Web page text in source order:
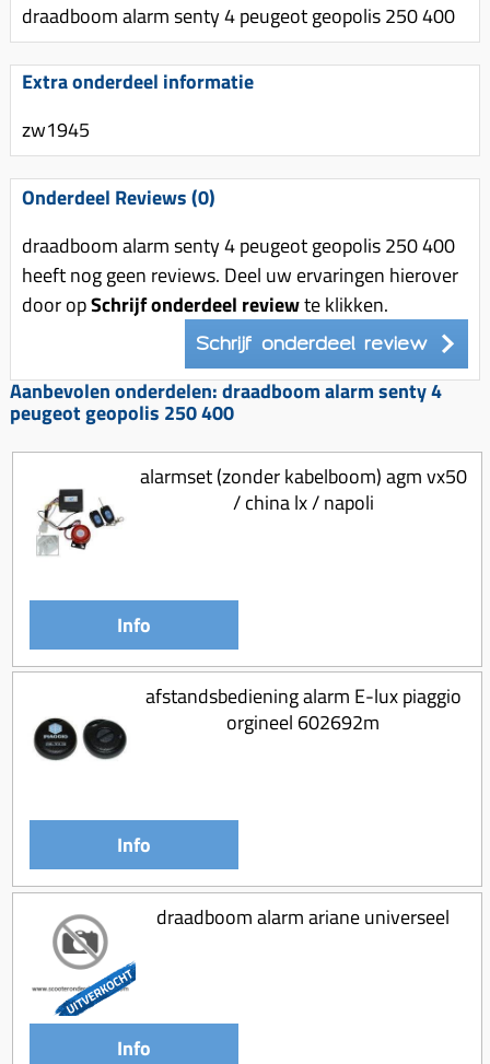
Uitlaat (delen)
Uitlaat bocht
Waterpomp (delen)
V-snaren
Pulley
Variateur (delen)
Voor tandwielen
Zuigers
Origineel zuigers
Tomos opvoeren (kits)
Koppeling compleet
Ketting / tandwiel
Koeling (delen)
Overbrenging
Remhevels
Remsegmenten
Remklauw (delen)
Remschijven
Voorrem kabel
Voorvork
Wiel (delen)
Zadel
Standaard
Vespa accessoires
Voordragers
Windschermen
Accessoires overig
Zadel
Gereedschap
Speednut
draadboom alarm senty 4 peugeot geopolis 250 400
Extra onderdeel informatie
zw1945
Onderdeel Reviews (0)
draadboom alarm senty 4 peugeot geopolis 250 400
heeft nog geen reviews. Deel uw ervaringen hierover
door opSchrijf onderdeel reviewte klikken.
Schrijf onderdeel review
Aanbevolen onderdelen: draadboom alarm senty 4
peugeot geopolis 250 400
alarmset (zonder kabelboom) agm vx50
/ china lx / napoli
Info
afstandsbediening alarm E-lux piaggio
orgineel 602692m
Info
draadboom alarm ariane universeel
Info